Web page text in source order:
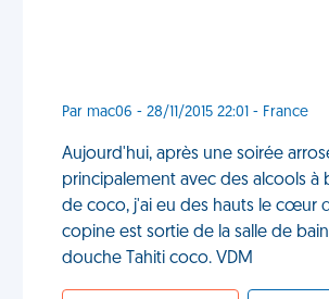
Par mac06 - 28/11/2015 22:01 - France
Aujourd'hui, après une soirée
principalement avec des alcools à
de coco, j'ai eu des hauts le cœur
copine est sortie de la salle de
douche Tahiti coco. VDM